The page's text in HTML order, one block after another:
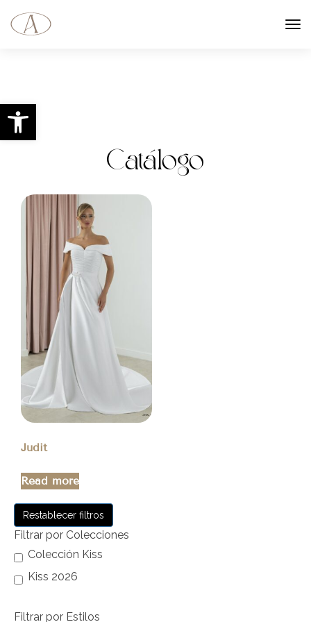
Abrir barra de herramientas
Catálogo
Judit
Read more
Restablecer filtros
Filtrar por Colecciones
Colección Kiss
Kiss 2026
Filtrar por Estilos